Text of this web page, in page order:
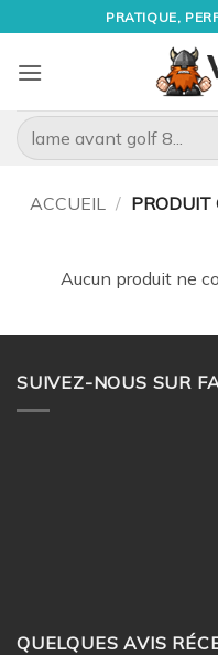
au
contenu
PRATIQUE,
Recherche
pour :
ACCUEIL / PRODUIT
Aucun produit ne
SUIVEZ-NOUS SUR
QUELQUES AVIS